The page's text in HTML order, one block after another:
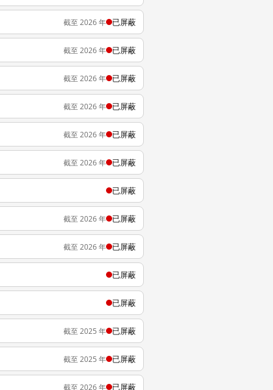
截至 2026 年 已屏蔽
截至 2026 年 已屏蔽
截至 2026 年 已屏蔽
截至 2026 年 已屏蔽
截至 2026 年 已屏蔽
截至 2026 年 已屏蔽
已屏蔽
截至 2026 年 已屏蔽
截至 2026 年 已屏蔽
已屏蔽
已屏蔽
截至 2025 年 已屏蔽
截至 2025 年 已屏蔽
截至 2026 年 已屏蔽